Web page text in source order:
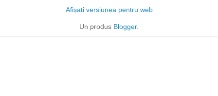
Afișați versiunea pentru web
Un produs Blogger.